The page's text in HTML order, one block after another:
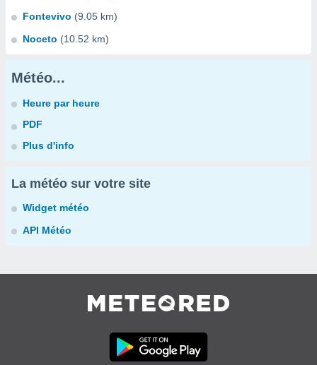
Fontevivo (9.05 km)
Noceto (10.52 km)
Météo...
Heure par heure
PDF
Plus d'info
La météo sur votre site
Widget météo
API Météo